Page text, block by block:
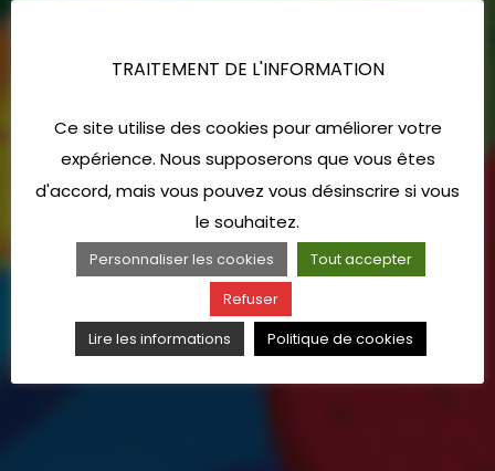
TRAITEMENT DE L'INFORMATION
Ce site utilise des cookies pour améliorer votre
expérience. Nous supposerons que vous êtes
d'accord, mais vous pouvez vous désinscrire si vous
le souhaitez.
Personnaliser les cookies
Tout accepter
Refuser
Lire les informations
Politique de cookies